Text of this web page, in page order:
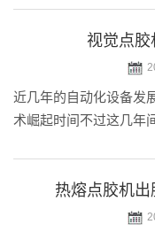
视觉点
近几年的自动化设备发
术崛起时间不过这几年
作之一。热熔点胶机